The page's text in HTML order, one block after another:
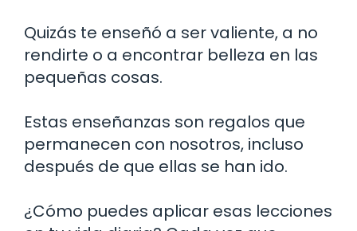
Quizás te enseñó a ser valiente, a no
rendirte o a encontrar belleza en las
pequeñas cosas.
Estas enseñanzas son regalos que
permanecen con nosotros, incluso
después de que ellas se han ido.
¿Cómo puedes aplicar esas lecciones